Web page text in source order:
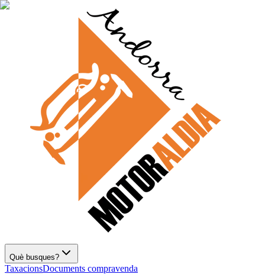
Què busques?
TaxacionsDocuments compravenda